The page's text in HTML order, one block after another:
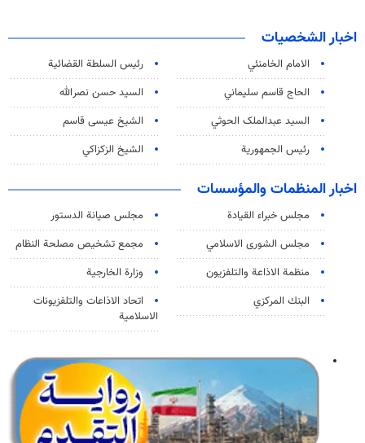
اخبار الشخصيات
الامام الخامنئي
رئیس السلطة القضائیة
الحاج قاسم سليماني
السيد حسن نصرالله
السید عبدالملک الحوثي
الشيخ عيسى قاسم
رئيس الجمهورية
الشيخ الزكزاكي
اخبار المنظمات والمؤسسات
مجلس خبراء القيادة
مجلس صيانة الدستور
مجلس الشورى الاسلامي
مجمع تشخيص مصلحة النظام
منظمة الاذاعة والتلفزیون
وزارة الخارجية
البنك المركزي
اتحاد الاذاعات والتلفزيونات
الاسلامية